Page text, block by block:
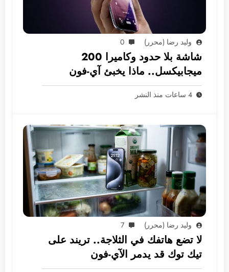
وليد رضا (محرر) 0
شاشة بلا حدود وكاميرا 200
ميجابيكسل.. ماذا يخبئ آي-فون
2028؟
4 ساعات منذ النشر
وليد رضا (محرر) 7
لا تضع هاتفك في الثلاجة.. تريند على
تيك توك قد يدمر الآي-فون